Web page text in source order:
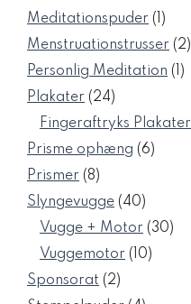
Meditationspuder
1
vare
Menstruationstrusser 22
Personlig Meditation
1
Plakater 2424
varer
Fingeraftryks Plakater
Prisme ophæng 66
Prismer 88
varer
Slyngevugge 4040
varer
Vugge + Motor 3030
Vuggemotor 1010
Sponsorat 22
varer